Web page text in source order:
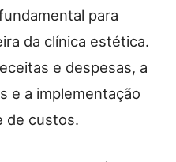
para
da clínica estética.
e despesas, a
e a implementação
de custos.